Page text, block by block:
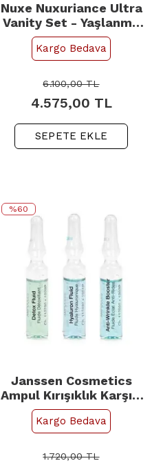
Nuxe Nuxuriance Ultra
Vanity Set - Yaşlanma
Karşıtı Çantalı Bakım
Seti
Kargo Bedava
6.100,00TL
4.575,00 TL
SEPETE EKLE
%60
Janssen Cosmetics
Ampul Kırışıklık Karşıtı
Anti-Age Cilt Bakım
Seti - 8 Adet Ürün
Kargo Bedava
1.720,00TL